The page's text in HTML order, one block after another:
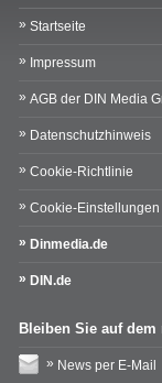
Startseite
Impressum
AGB der DIN Media
Datenschutzhinweis
Cookie-Richtlinie
Cookie-Einstellungen
Dinmedia.de
DIN.de
Bleiben Sie auf dem
News per E-Mail